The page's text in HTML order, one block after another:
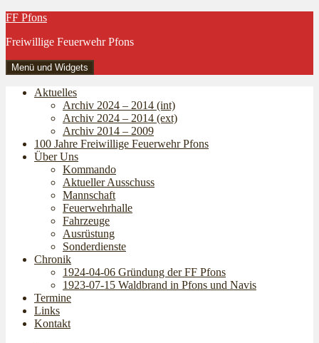
Zum
springen
FF Pfons
Freiwillige Feuerwehr Pfons
Menü und Widgets
Aktuelles
Archiv 2024 – 2014 (int)
Archiv 2024 – 2014 (ext)
Archiv 2014 – 2009
100 Jahre Freiwillige Feuerwehr Pfons
Über Uns
Kommando
Aktueller Ausschuss
Mannschaft
Feuerwehrhalle
Fahrzeuge
Ausrüstung
Sonderdienste
Chronik
1924-04-06 Gründung der FF Pfons
1923-07-15 Waldbrand in Pfons und Navis
Termine
Links
Kontakt